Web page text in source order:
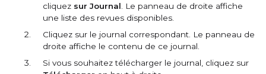
cliquez sur Journal. Le panneau de droite affiche
une liste des revues disponibles.
Cliquez sur le journal correspondant. Le panneau de
droite affiche le contenu de ce journal.
Si vous souhaitez télécharger le journal, cliquez sur